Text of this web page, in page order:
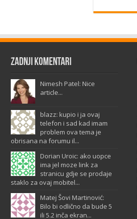
Zadnji komentari
Nimesh Patel: Nice
article...
blazz: kupio i ja ovaj
telefon i sad kad imam
problem ova tema je
obrisana na forumu il...
Dorian Uroic: ako uopce
ima jel moze link za
stranicu gdje se prodaje
staklo za ovaj mobitel...
Matej Šovi Martinović:
Bilo bi odlično da bude 5
ili 5.2 inča ekran...